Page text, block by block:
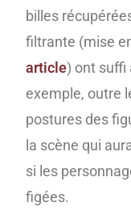
billes
filtrante (mise
article) ont suffi
exemple, outre
postures des
la scène qui
si les
figées.